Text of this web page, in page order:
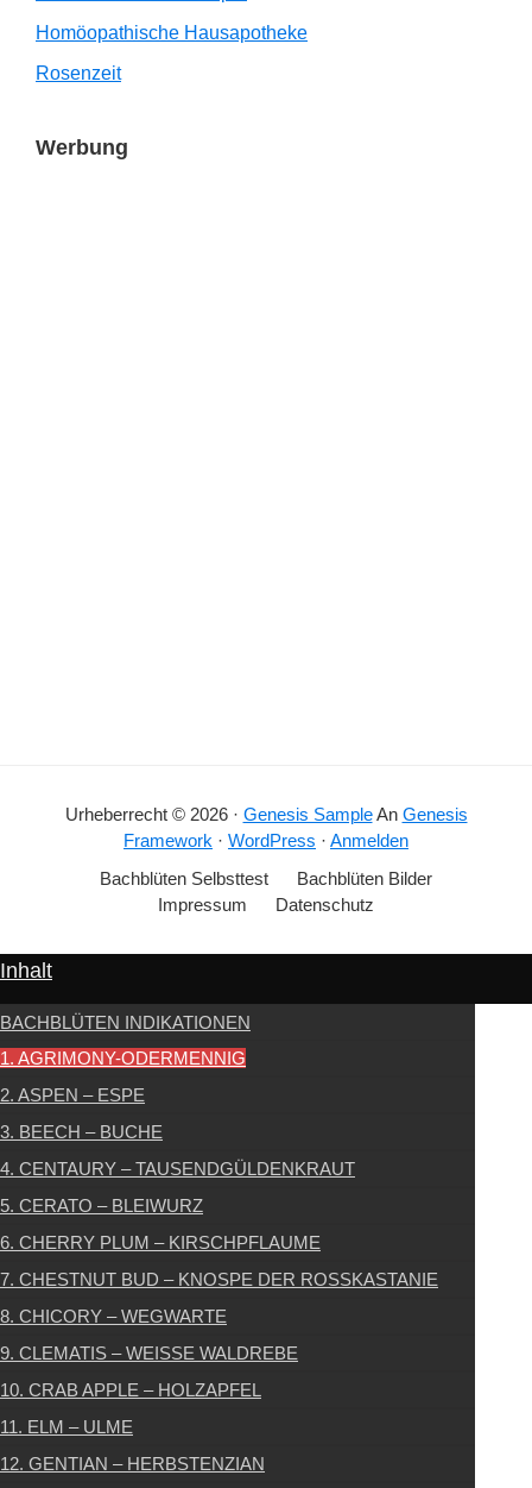
Homöopathische Hausapotheke
Rosenzeit
Werbung
Urheberrecht © 2026 · Genesis SampleAn Genesis
Framework · WordPress · Anmelden
Bachblüten Selbsttest
Bachblüten Bilder
Impressum
Datenschutz
Inhalt
BACHBLÜTEN INDIKATIONEN
1. AGRIMONY-ODERMENNIG
2. ASPEN – ESPE
3. BEECH – BUCHE
4. CENTAURY – TAUSENDGÜLDENKRAUT
5. CERATO – BLEIWURZ
6. CHERRY PLUM – KIRSCHPFLAUME
7. CHESTNUT BUD – KNOSPE DER ROSSKASTANIE
8. CHICORY – WEGWARTE
9. CLEMATIS – WEISSE WALDREBE
10. CRAB APPLE – HOLZAPFEL
11. ELM – ULME
12. GENTIAN – HERBSTENZIAN